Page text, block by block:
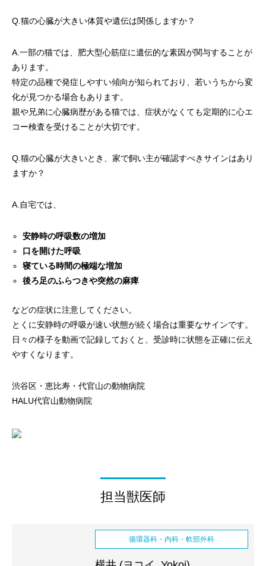
Q.猫の心臓が大きい体質や遺伝は関係しますか？
A.一部の猫では、肥大型心筋症に遺伝的な素因が関与することが
あります。
特定の品種で発症しやすい傾向が知られており、若いうちから変
化が見つかる場合もあります。
親や兄弟に心臓病歴がある猫では、症状がなくても定期的に心エ
コー検査を受けることが大切です。
Q.猫の心臓が大きいとき、家で飼い主が確認すべきサインはあり
ますか？
A.自宅では、
安静時の呼吸数の増加
口を開けた呼吸
寝ている時間の極端な増加
後ろ足のふらつきや突然の麻痺
などの症状に注意してください。
とくに安静時の呼吸が速い状態が続く場合は重要なサインです。
日々の様子を動画で記録しておくと、受診時に状態を正確に伝え
やすくなります。
渋谷区・恵比寿・代官山の動物病院
HALU代官山動物病院
担当獣医師
循環器科・内科・軟部外科